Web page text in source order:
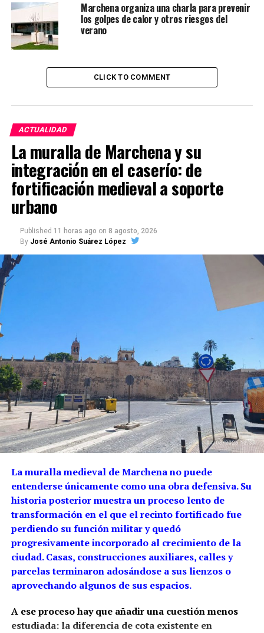
Marchena organiza una charla para prevenir
los golpes de calor y otros riesgos del
verano
CLICK TO COMMENT
ACTUALIDAD
La muralla de Marchena y su
integración en el caserío: de
fortificación medieval a soporte
urbano
Published 11 horas ago on 8 agosto, 2026
By José Antonio Suárez López
La muralla medieval de Marchena no puede
entenderse únicamente como una obra defensiva. Su
historia posterior muestra un proceso lento de
transformación en el que el recinto fortificado fue
perdiendo su función militar y quedó
progresivamente incorporado al crecimiento de la
ciudad. Casas, construcciones auxiliares, calles y
parcelas terminaron adosándose a sus lienzos o
aprovechando algunos de sus espacios.
A ese proceso hay que añadir una cuestión menos
estudiada: la diferencia de cota existente en